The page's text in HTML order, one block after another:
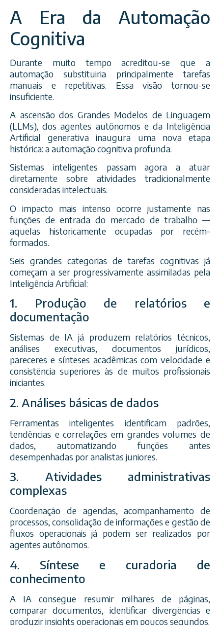
A Era da Automação
Cognitiva
Durante muito tempo acreditou-se que a
automação substituiria principalmente tarefas
manuais e repetitivas. Essa visão tornou-se
insuficiente.
A ascensão dos Grandes Modelos de Linguagem
(LLMs), dos agentes autônomos e da Inteligência
Artificial generativa inaugura uma nova etapa
histórica: a automação cognitiva profunda.
Sistemas inteligentes passam agora a atuar
diretamente sobre atividades tradicionalmente
consideradas intelectuais.
O impacto mais intenso ocorre justamente nas
funções de entrada do mercado de trabalho —
aquelas historicamente ocupadas por recém-
formados.
Seis grandes categorias de tarefas cognitivas já
começam a ser progressivamente assimiladas pela
Inteligência Artificial:
1. Produção de relatórios e
documentação
Sistemas de IA já produzem relatórios técnicos,
análises executivas, documentos jurídicos,
pareceres e sínteses acadêmicas com velocidade e
consistência superiores às de muitos profissionais
iniciantes.
2. Análises básicas de dados
Ferramentas inteligentes identificam padrões,
tendências e correlações em grandes volumes de
dados, automatizando funções antes
desempenhadas por analistas juniores.
3. Atividades administrativas
complexas
Coordenação de agendas, acompanhamento de
processos, consolidação de informações e gestão de
fluxos operacionais já podem ser realizados por
agentes autônomos.
4. Síntese e curadoria de
conhecimento
A IA consegue resumir milhares de páginas,
comparar documentos, identificar divergências e
produzir insights operacionais em poucos segundos.